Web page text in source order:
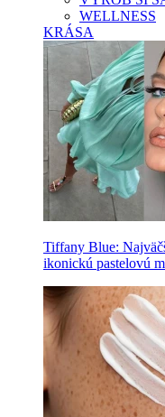
WELLNESS
KRÁSA
Tiffany Blue:
ikonickú pastelovú